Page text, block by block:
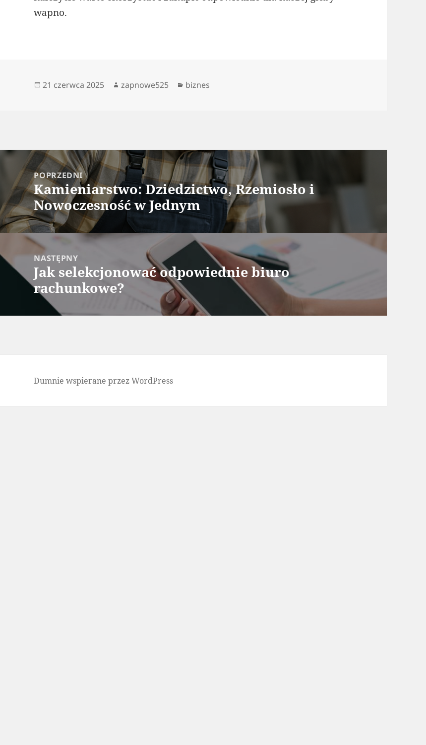
wapno.
Data
21 czerwca 2025 Autor
zapnowe525 Kategorie
biznes
Nawigacja
wpisu
POPRZEDNI
Poprzedni
wpis:
Kamieniarstwo: Dziedzictwo, Rzemiosło i
Nowoczesność w Jednym
NASTĘPNY
Następny
wpis:
Jak selekcjonować odpowiednie biuro
rachunkowe?
Dumnie wspierane przez WordPress